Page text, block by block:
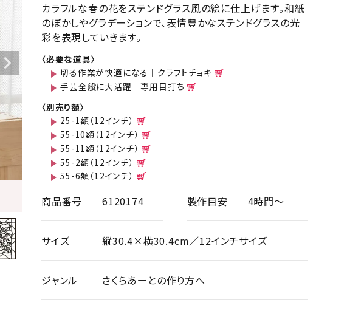
カラフルな春の花をステンドグラス風の絵に仕上げます。和紙
のぼかしやグラデーションで、表情豊かなステンドグラスの光
彩を表現していきます。
〈必要な道具〉
切る作業が快適になる｜クラフトチョキ
手芸全般に大活躍｜専用目打ち
〈別売り額〉
25-1額（12インチ）
55-10額（12インチ）
55-11額（12インチ）
55-2額（12インチ）
55-6額（12インチ）
商品番号 6120174 製作目安 4時間～
サイズ 縦30.4×横30.4cm／12インチサイズ
ジャンル さくらあーとの作り方へ